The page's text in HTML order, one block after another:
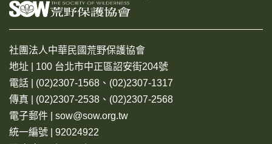
社團法人中華民國荒野保護協會
地址 | 100 台北市中正區詔安街204號
電話 | (02)2307-1568、(02)2307-1317
傳真 | (02)2307-2538、(02)2307-2568
電子郵件 | sow@sow.org.tw
統一編號 | 92024922